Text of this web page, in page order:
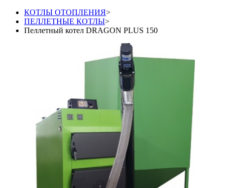
КОТЛЫ ОТОПЛЕНИЯ>
ПЕЛЛЕТНЫЕ КОТЛЫ>
Пеллетный котел DRAGON PLUS 150